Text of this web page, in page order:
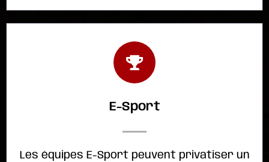
E-Sport
Les équipes E-Sport peuvent privatiser un